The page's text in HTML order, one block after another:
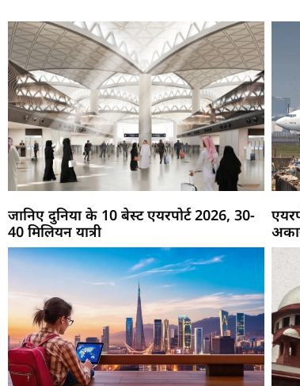
जानिए दुनिया के 10 बेस्ट एयरपोर्ट 2026, 30-
40 मिलियन यात्री